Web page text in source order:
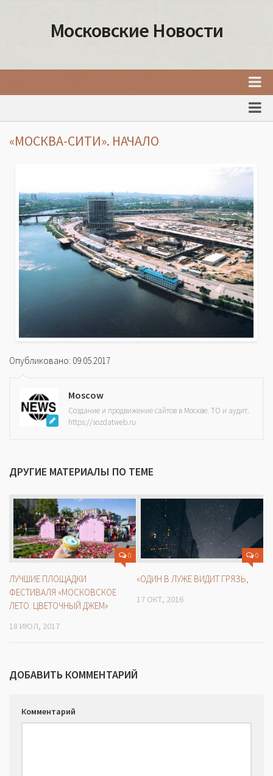
Московские Новости
Факты о Москве
Москва
Товары и услуги Москвы
«МОСКВА-СИТИ». НАЧАЛО
Опубликовано: 09.05.2017
Moscow
Создание и продвижение сайтов в Москве. ТО и аудит.
https://sozdatweb.ru
ДРУГИЕ МАТЕРИАЛЫ ПО ТЕМЕ
0
ЛУЧШИЕ ПЛОЩАДКИ
ФЕСТИВАЛЯ «МОСКОВСКОЕ
ЛЕТО. ЦВЕТОЧНЫЙ ДЖЕМ»
18 ИЮЛ, 2017
0
«ОДИН В ЛУЖЕ ВИДИТ ГРЯЗЬ,
17 ОКТ, 2016
ДОБАВИТЬ КОММЕНТАРИЙ
Комментарий